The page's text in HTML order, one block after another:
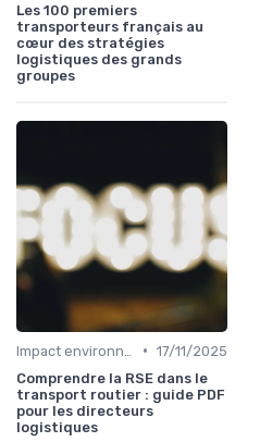
Les 100 premiers
transporteurs français au
cœur des stratégies
logistiques des grands
groupes
• 17/11/2025
Comprendre la RSE dans le
transport routier : guide PDF
pour les directeurs
logistiques